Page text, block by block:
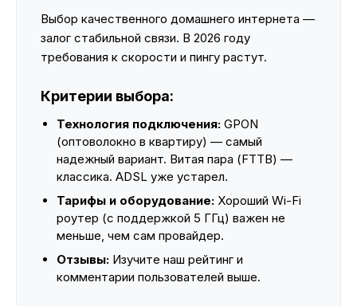
Выбор качественного домашнего интернета —
залог стабильной связи. В 2026 году
требования к скорости и пингу растут.
Критерии выбора:
Технология подключения: GPON
(оптоволокно в квартиру) — самый
надежный вариант. Витая пара (FTTB) —
классика. ADSL уже устарел.
Тарифы и оборудование: Хороший Wi-Fi
роутер (с поддержкой 5 ГГц) важен не
меньше, чем сам провайдер.
Отзывы: Изучите наш рейтинг и
комментарии пользователей выше.